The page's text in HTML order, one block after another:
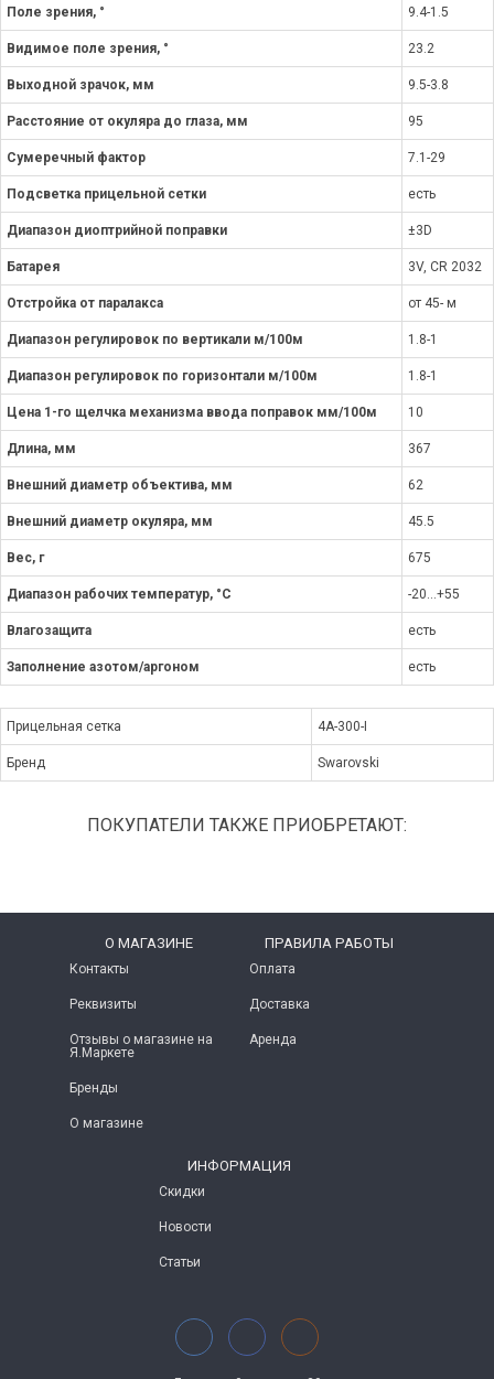
Поле зрения, ° 9.4-1.5
Видимое поле зрения, ° 23.2
Выходной зрачок, мм 9.5-3.8
Расстояние от окуляра до глаза, мм 95
Сумеречный фактор 7.1-29
Подсветка прицельной сетки есть
Диапазон диоптрийной поправки ±3D
Батарея 3V, CR 2032
Отстройка от паралакса от 45- м
Диапазон регулировок по вертикали м/100м 1.8-1
Диапазон регулировок по горизонтали м/100м 1.8-1
Цена 1-го щелчка механизма ввода поправок мм/100м 10
Длина, мм 367
Внешний диаметр объектива, мм 62
Внешний диаметр окуляра, мм 45.5
Вес, г 675
Диапазон рабочих температур, °C -20...+55
Влагозащита есть
Заполнение азотом/аргоном есть
Прицельная сетка 4A-300-I
Бренд Swarovski
ПОКУПАТЕЛИ ТАКЖЕ ПРИОБРЕТАЮТ:
O МАГАЗИНЕ
Контакты
Реквизиты
Отзывы о магазине на
Я.Маркете
Бренды
О магазине
ПРАВИЛА РАБОТЫ
Оплата
Доставка
Аренда
ИНФОРМАЦИЯ
Скидки
Новости
Статьи